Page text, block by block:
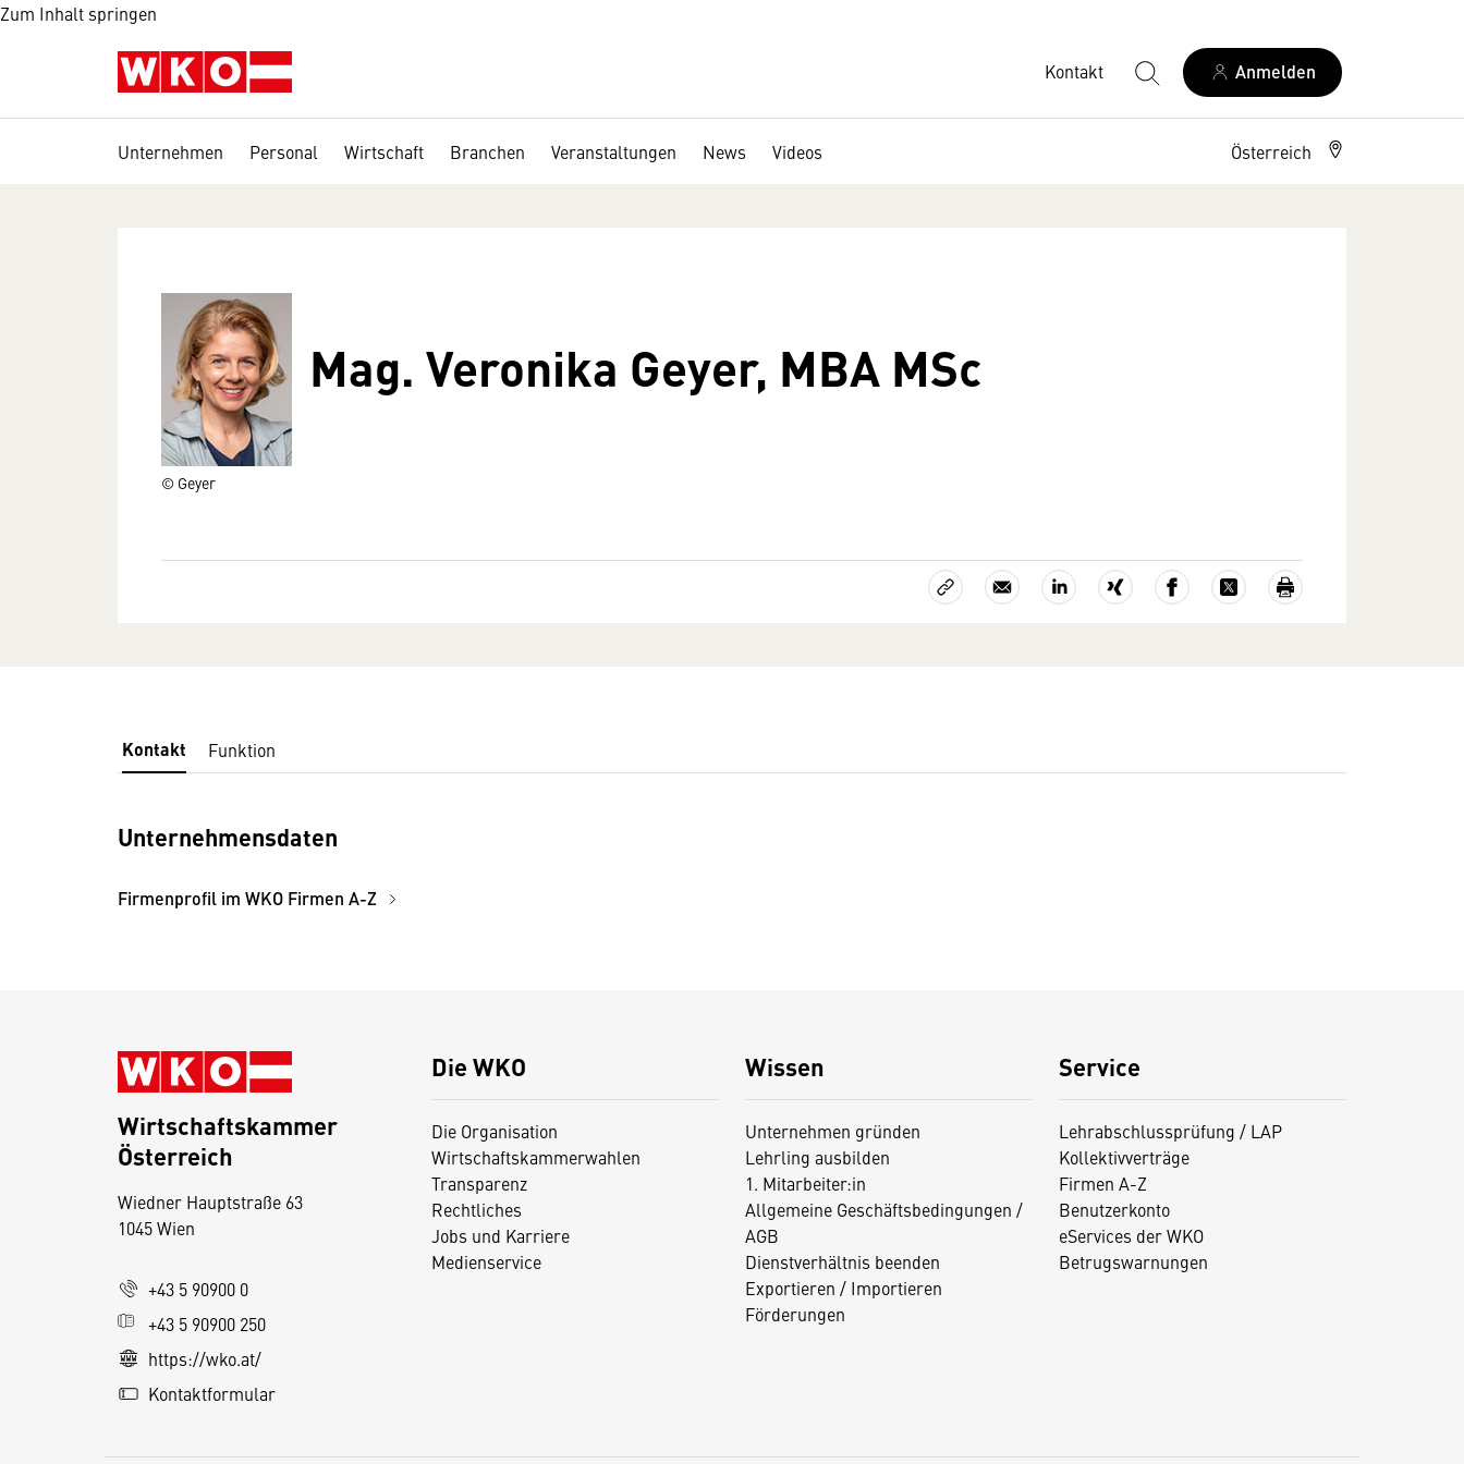
Zum Inhalt springen
Kontakt Anmelden
Unternehmen Personal Wirtschaft Branchen Veranstaltungen News Videos Österreich
© Geyer
Mag. Veronika Geyer, MBA MSc
Kontakt Funktion
Unternehmensdaten
Firmenprofil im WKO Firmen A-Z
Die WKO
Die Organisation
Wirtschaftskammerwahlen
Transparenz
Rechtliches
Jobs und Karriere
Medienservice
Wissen
Unternehmen gründen
Lehrling ausbilden
1. Mitarbeiter:in
Allgemeine Geschäftsbedingungen /
AGB
Dienstverhältnis beenden
Exportieren / Importieren
Förderungen
Service
Lehrabschlussprüfung / LAP
Kollektivverträge
Firmen A-Z
Benutzerkonto
eServices der WKO
Betrugswarnungen
Wirtschaftskammer
Österreich
Wiedner Hauptstraße 63
1045 Wien
+43 5 90900 0
+43 5 90900 250
https://wko.at/
Kontaktformular